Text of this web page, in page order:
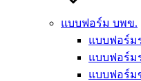
แบบฟอร์ม บพข.
แบบฟอร์ม
แบบฟอร์ม
แบบฟอร์ม